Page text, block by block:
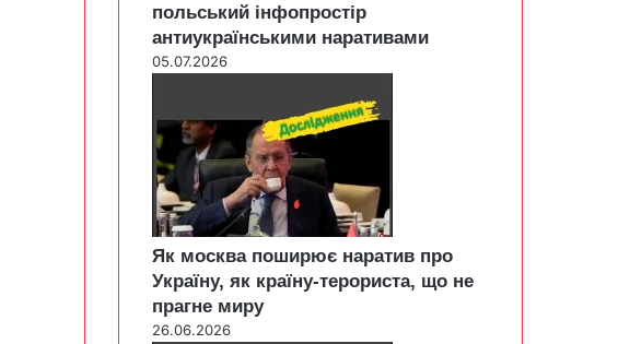
польський інфопростір
антиукраїнськими наративами
05.07.2026
Як москва поширює наратив про
Україну, як країну-терориста, що не
прагне миру
26.06.2026